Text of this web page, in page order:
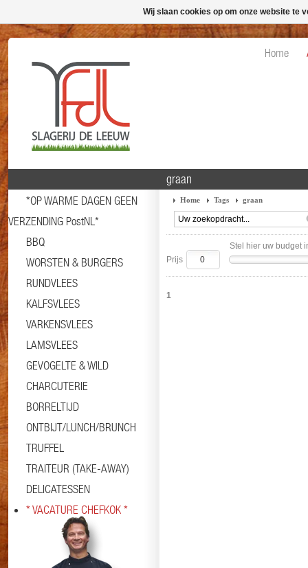
Home
*OP WARME DAGEN GEEN
VERZENDING PostNL*
BBQ
WORSTEN & BURGERS
RUNDVLEES
KALFSVLEES
VARKENSVLEES
LAMSVLEES
GEVOGELTE & WILD
CHARCUTERIE
BORRELTIJD
ONTBIJT/LUNCH/BRUNCH
TRUFFEL
TRAITEUR (TAKE-AWAY)
DELICATESSEN
* VACATURE CHEFKOK *
graan
Home Tags graan
Stel hier uw budget
Prijs
1
Wij slaan cookies op om onze website te